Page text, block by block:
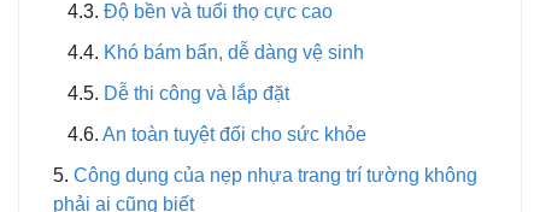
Độ bền và tuổi thọ cực cao
Khó bám bẩn, dễ dàng vệ sinh
Dễ thi công và lắp đặt
An toàn tuyệt đối cho sức khỏe
Công dụng của nẹp nhựa trang trí tường không
phải ai cũng biết